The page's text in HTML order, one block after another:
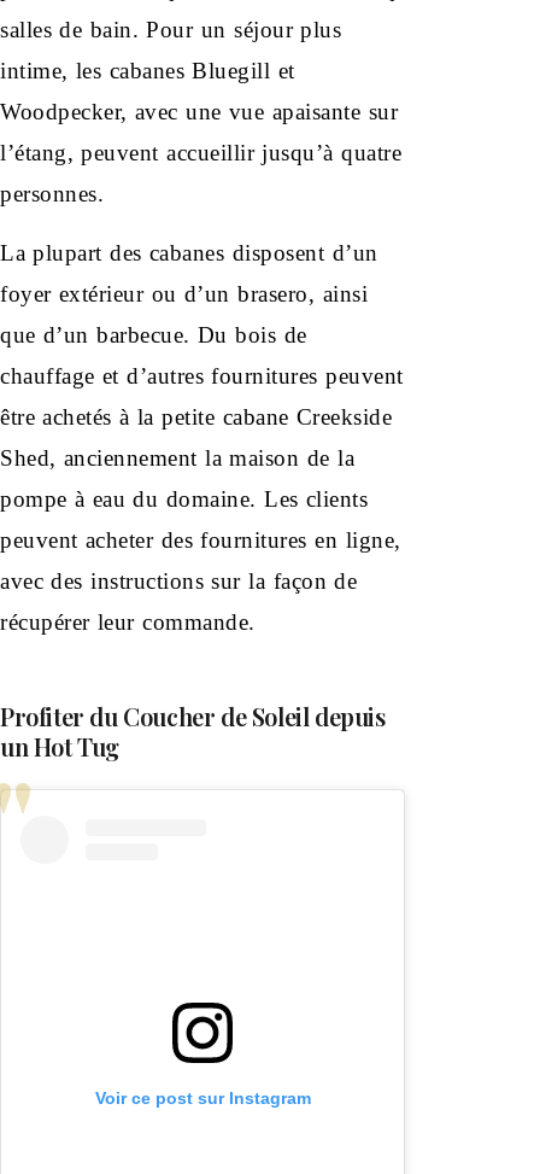
salles de bain. Pour un séjour plus
intime, les cabanes Bluegill et
Woodpecker, avec une vue apaisante sur
l’étang, peuvent accueillir jusqu’à quatre
personnes.
La plupart des cabanes disposent d’un
foyer extérieur ou d’un brasero, ainsi
que d’un barbecue. Du bois de
chauffage et d’autres fournitures peuvent
être achetés à la petite cabane Creekside
Shed, anciennement la maison de la
pompe à eau du domaine. Les clients
peuvent acheter des fournitures en ligne,
avec des instructions sur la façon de
récupérer leur commande.
Profiter du Coucher de Soleil depuis
un Hot Tug
Voir ce post sur Instagram